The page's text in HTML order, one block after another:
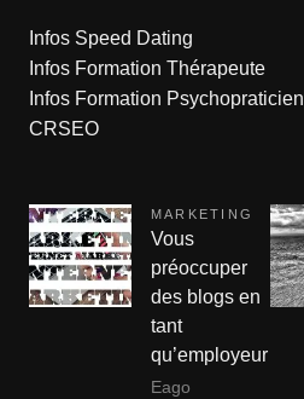
Infos Speed Dating
Infos Formation Thérapeute
Infos Formation Psychopraticien
CRSEO
MARKETING
Vous
préoccuper
des blogs en
tant
qu’employeur
Eago